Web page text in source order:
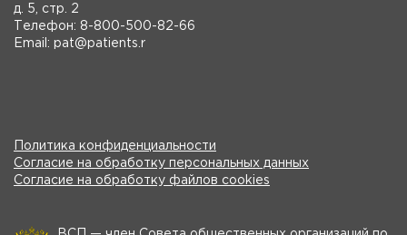
д. 5, стр. 2
Телефон: 8-800-500-82-66
Email: pat@patients.r
Политика конфиденциальности
Согласие на обработку персональных данных
Согласие на обработку файлов cookies